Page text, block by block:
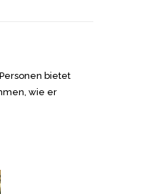
bietet
wie er